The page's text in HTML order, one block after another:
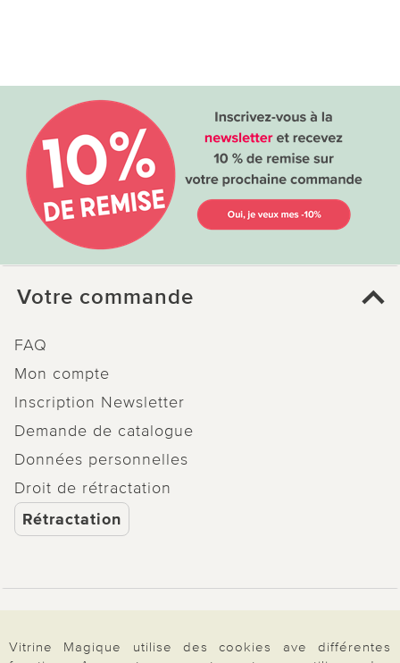
Votre commande
FAQ
Mon compte
Inscription Newsletter
Demande de catalogue
Données personnelles
Droit de rétractation
Rétractation
Vitrine Magique utilise des cookies ave différentes